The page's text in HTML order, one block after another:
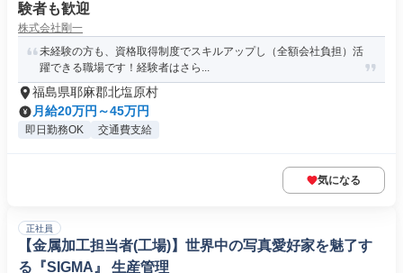
験者も歓迎
株式会社剛一
未経験の方も、資格取得制度でスキルアップし（全額会社負担）活
躍できる職場です！経験者はさら...
福島県耶麻郡北塩原村
月給20万円～45万円
即日勤務OK 交通費支給
気になる
正社員
【金属加工担当者(工場)】世界中の写真愛好家を魅了す
る『SIGMA』 生産管理